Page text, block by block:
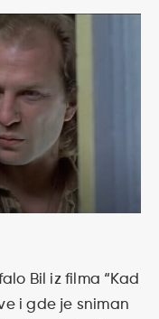
Bil iz filma “Kad
i gde je sniman